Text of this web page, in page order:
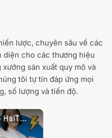
lược, chuyên sâu về các
diện cho các thương hiệu
sản xuất quy mô và
tôi tự tin đáp ứng mọi
số lượng và tiến độ.